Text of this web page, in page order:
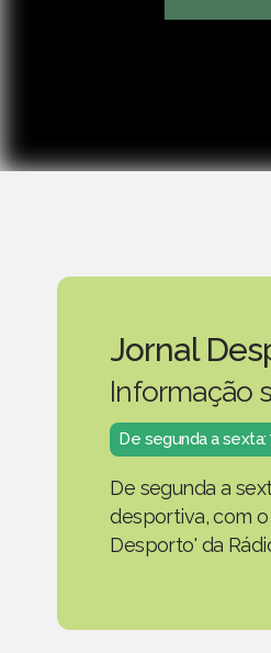
Jornal
Informação
De segunda a sexta:
De segunda a
desportiva, com
Desporto' da